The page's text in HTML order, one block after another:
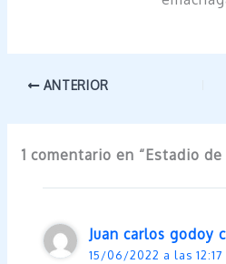
ANTERIOR
1 comentario en “Estadio
Juan carlos godoy
15/06/2022 a las 12:17